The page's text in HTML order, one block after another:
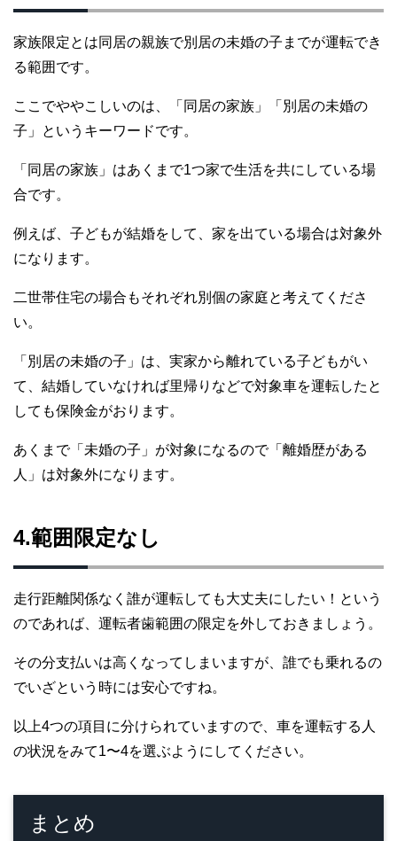
家族限定とは同居の親族で別居の未婚の子までが運転でき
る範囲です。
ここでややこしいのは、「同居の家族」「別居の未婚の
子」というキーワードです。
「同居の家族」はあくまで1つ家で生活を共にしている場
合です。
例えば、子どもが結婚をして、家を出ている場合は対象外
になります。
二世帯住宅の場合もそれぞれ別個の家庭と考えてくださ
い。
「別居の未婚の子」は、実家から離れている子どもがい
て、結婚していなければ里帰りなどで対象車を運転したと
しても保険金がおります。
あくまで「未婚の子」が対象になるので「離婚歴がある
人」は対象外になります。
4.範囲限定なし
走行距離関係なく誰が運転しても大丈夫にしたい！という
のであれば、運転者歯範囲の限定を外しておきましょう。
その分支払いは高くなってしまいますが、誰でも乗れるの
でいざという時には安心ですね。
以上4つの項目に分けられていますので、車を運転する人
の状況をみて1〜4を選ぶようにしてください。
まとめ